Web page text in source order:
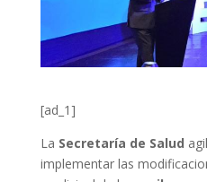
[ad_1]
La Secretaría de Salud
implementar las